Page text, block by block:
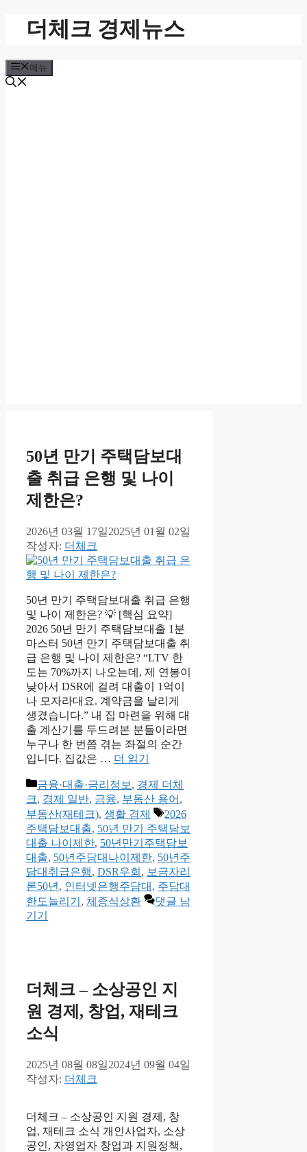
로
건
더체크 경제뉴스
메뉴
50년 만기 주택담보대
출 취급 은행 및 나이
제한은?
2026년 03월 17일2025년 01월 02일
작성자: 더체크
50년 만기 주택담보대출 취급 은행
및 나이 제한은? 💡 [핵심 요약]
2026 50년 만기 주택담보대출 1분
마스터 50년 만기 주택담보대출 취
급 은행 및 나이 제한은? “LTV 한
도는 70%까지 나오는데, 제 연봉이
낮아서 DSR에 걸려 대출이 1억이
나 모자라대요. 계약금을 날리게
생겼습니다.” 내 집 마련을 위해 대
출 계산기를 두드려본 분들이라면
누구나 한 번쯤 겪는 좌절의 순간
입니다. 집값은 … 더 읽기
카
테
고
리
금융·대출·금리정보 , 경제 더체
크, 경제 일반, 금융, 부동산 용어 ,
부동산(재테크), 생활 경제
태
그
2026
주택담보대출, 50년 만기 주택담보
대출 나이제한, 50년만기주택담보
대출, 50년주담대나이제한, 50년주
담대취급은행, DSR우회 , 보금자리
론50년 , 인터넷은행주담대 , 주담대
한도늘리기 , 체증식상환
댓글 남
기기
더체크 – 소상공인 지
원 경제, 창업, 재테크
소식
2025년 08월 08일2024년 09월 04일
작성자: 더체크
더체크 – 소상공인 지원 경제, 창
업, 재테크 소식 개인사업자, 소상
공인, 자영업자 창업과 지원정책,